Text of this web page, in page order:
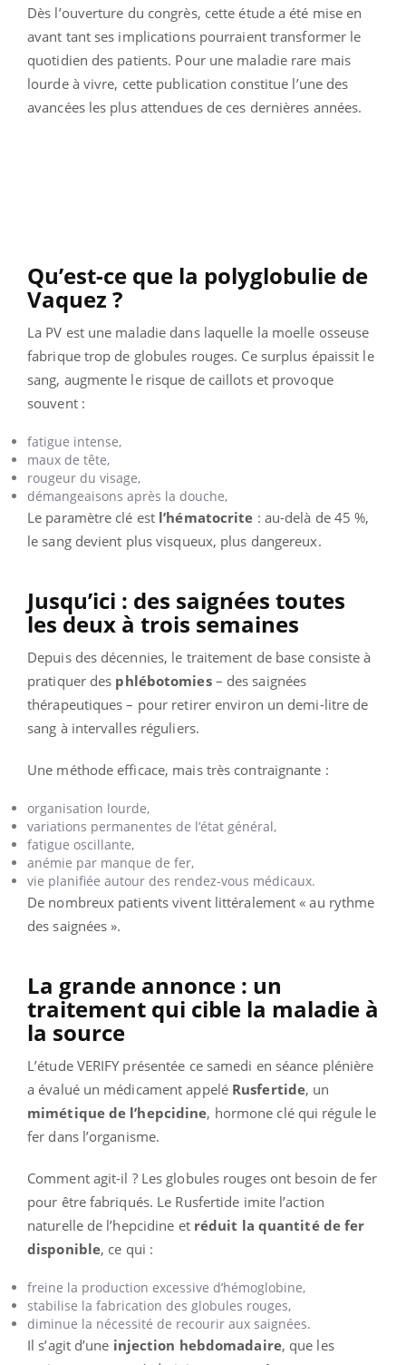
Dès l’ouverture du congrès, cette étude a été mise en
avant tant ses implications pourraient transformer le
quotidien des patients. Pour une maladie rare mais
lourde à vivre, cette publication constitue l’une des
avancées les plus attendues de ces dernières années.
Qu’est-ce que la polyglobulie de
Vaquez ?
La PV est une maladie dans laquelle la moelle osseuse
fabrique trop de globules rouges. Ce surplus épaissit le
sang, augmente le risque de caillots et provoque
souvent :
fatigue intense,
maux de tête,
rougeur du visage,
démangeaisons après la douche,
Le paramètre clé est l’hématocrite : au-delà de 45 %,
le sang devient plus visqueux, plus dangereux.
Jusqu’ici : des saignées toutes
les deux à trois semaines
Depuis des décennies, le traitement de base consiste à
pratiquer des phlébotomies– des saignées
thérapeutiques – pour retirer environ un demi-litre de
sang à intervalles réguliers.
Une méthode efficace, mais très contraignante :
organisation lourde,
variations permanentes de l’état général,
fatigue oscillante,
anémie par manque de fer,
vie planifiée autour des rendez-vous médicaux.
De nombreux patients vivent littéralement « au rythme
des saignées ».
La grande annonce : un
traitement qui cible la maladie à
la source
L’étude VERIFY présentée ce samedi en séance plénière
a évalué un médicament appelé Rusfertide, un
mimétique de l’hepcidine, hormone clé qui régule le
fer dans l’organisme.
Comment agit-il ? Les globules rouges ont besoin de fer
pour être fabriqués. Le Rusfertide imite l’action
naturelle de l’hepcidine et réduit la quantité de fer
disponible, ce qui :
freine la production excessive d’hémoglobine,
stabilise la fabrication des globules rouges,
diminue la nécessité de recourir aux saignées.
Il s’agit d’une injection hebdomadaire, que les